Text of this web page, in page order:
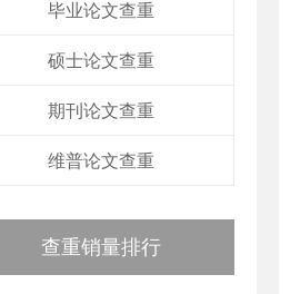
毕业论文查重
硕士论文查重
期刊论文查重
维普论文查重
查重销量排行